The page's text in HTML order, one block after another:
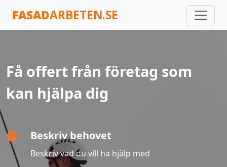
FASADARBETEN.SE
Få offert från företag som
kan hjälpa dig
Beskriv behovet
Beskriv vad du vill ha hjälp med